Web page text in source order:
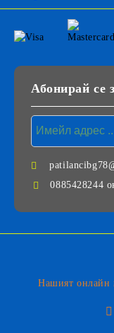
Абонирай се
0885428244
Нашият онлайн